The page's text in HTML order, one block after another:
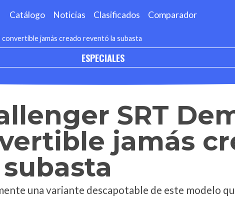
Catálogo Noticias Clasificados Comparador
jamás creado reventó la subasta
ESPECIALES
SRT
jamás
una variante descapotable de este modelo